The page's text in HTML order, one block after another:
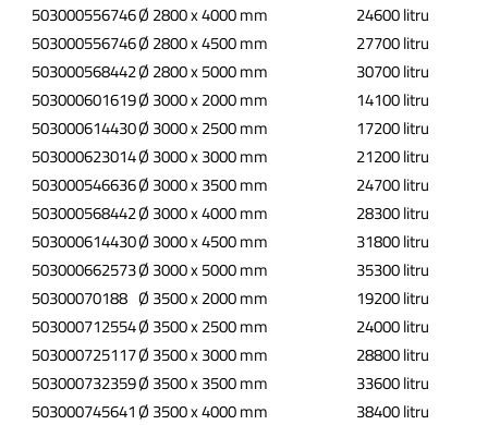
503000556746Ø 2800 x 4000 mm
24600 litru
503000556746Ø 2800 x 4500 mm
27700 litru
503000568442Ø 2800 x 5000 mm
30700 litru
503000601619Ø 3000 x 2000 mm
14100 litru
503000614430Ø 3000 x 2500 mm
17200 litru
503000623014Ø 3000 x 3000 mm
21200 litru
503000546636Ø 3000 x 3500 mm
24700 litru
503000568442Ø 3000 x 4000 mm
28300 litru
503000614430Ø 3000 x 4500 mm
31800 litru
503000662573Ø 3000 x 5000 mm
35300 litru
50300070188 Ø 3500 x 2000 mm
19200 litru
503000712554Ø 3500 x 2500 mm
24000 litru
503000725117Ø 3500 x 3000 mm
28800 litru
503000732359Ø 3500 x 3500 mm
33600 litru
503000745641Ø 3500 x 4000 mm
38400 litru